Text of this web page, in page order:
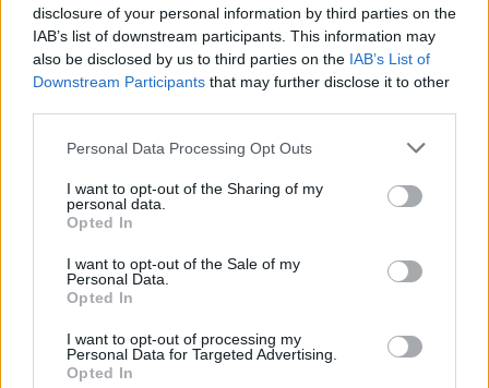
disclosure of your personal information by third parties on the
IAB’s list of downstream participants. This information may
also be disclosed by us to third parties on the IAB’s List of
Downstream Participants that may further disclose it to other
Please note that this website/app uses one or more Google
not limited to your visit or usage behaviour. You may click to
grant or deny consent to Google and its third-party tags to
use your data for below specified purposes in below Google
consent section.
Personal Data Processing Opt Outs
I want to opt-out of the Sharing of my
personal data.
Opted In
I want to opt-out of the Sale of my
Personal Data.
Opted In
I want to opt-out of processing my
Personal Data for Targeted Advertising.
Opted In
Δείτε αυτή τη δημοσίευση στο Instagram.